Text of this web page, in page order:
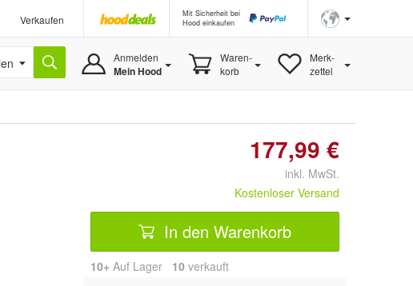
Verkaufen
Mit Sicherheit bei
Hood einkaufen
Anmelden
Mein Hood
Waren-
korb
Merk-
zettel
177,99 €
inkl. MwSt.
Kostenloser Versand
In den Warenkorb
10+ Auf Lager 10 verkauft